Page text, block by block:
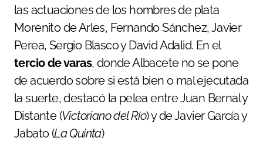
las actuaciones de los hombres de plata
Morenito de Arles, Fernando Sánchez, Javier
Perea, Sergio Blasco y David Adalid. En el
tercio de varas, donde Albacete no se pone
de acuerdo sobre si está bien o mal ejecutada
la suerte, destacó la pelea entre Juan Bernal y
Distante (Victoriano del Río) y de Javier García y
Jabato (La Quinta)